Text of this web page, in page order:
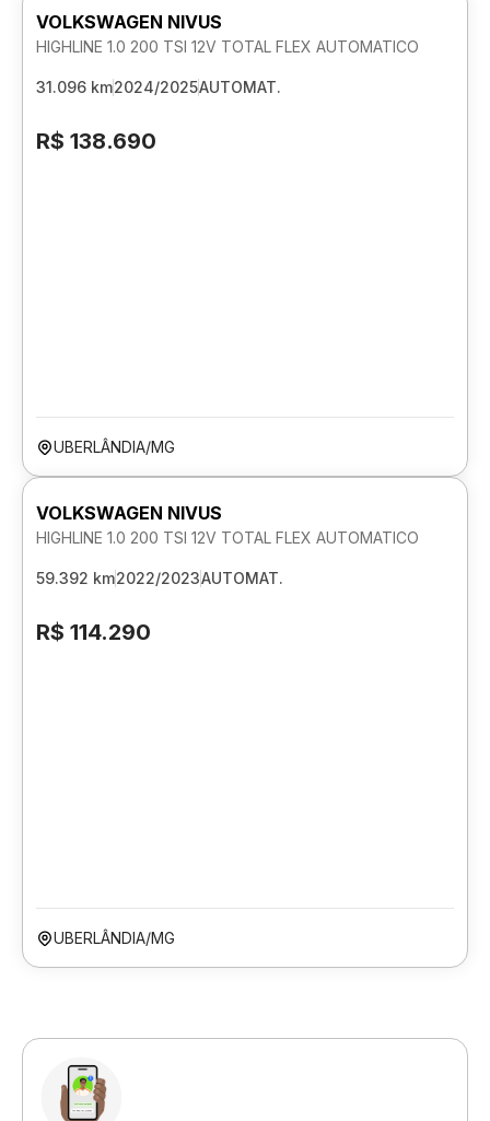
VOLKSWAGEN NIVUS
HIGHLINE 1.0 200 TSI 12V TOTAL FLEX AUTOMATICO
31.096 km2024/2025AUTOMAT.
R$ 138.690
UBERLÂNDIA/MG
VOLKSWAGEN NIVUS
HIGHLINE 1.0 200 TSI 12V TOTAL FLEX AUTOMATICO
59.392 km2022/2023AUTOMAT.
R$ 114.290
UBERLÂNDIA/MG